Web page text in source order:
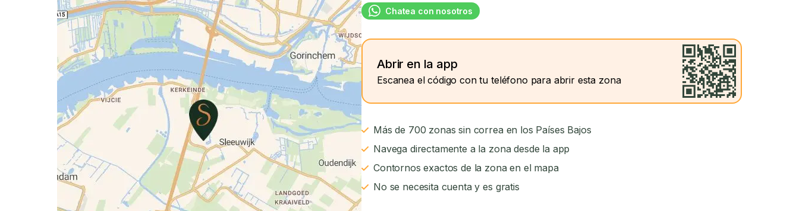
Chatea con nosotros
Abrir en la app
Escanea el código con tu teléfono para abrir esta zona
Más de 700 zonas sin correa en los Países Bajos
Navega directamente a la zona desde la app
Contornos exactos de la zona en el mapa
No se necesita cuenta y es gratis